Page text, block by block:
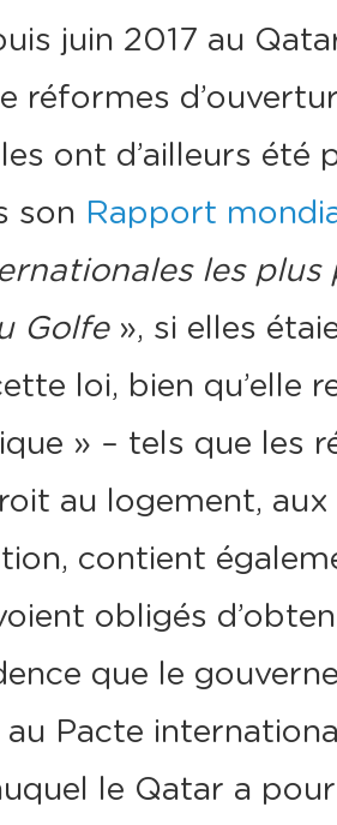
juin 2017 au
réformes
ont d’ailleurs
son Rapport
les plus
Golfe», si elles
loi, bien qu’elle
» – tels que les
au logement,
contient
obligés
que le
Pacte
le Qatar a